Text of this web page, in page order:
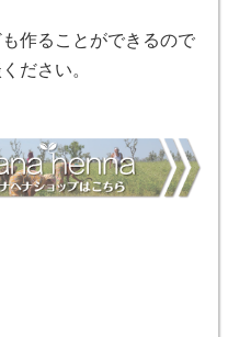
作ることができるので
ださい。